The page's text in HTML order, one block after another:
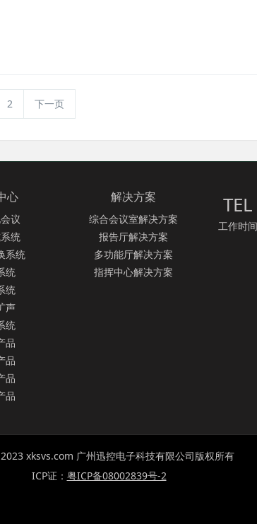
2 下一页
心
议
统
系统
统
统
声
统
品
品
品
品
解决方案
综合会议室解决方案
报告厅解决方案
多功能厅解决方案
指挥中心解决方案
工作时
xksvs.com 广州迅控电子科技有限公司版权所有
ICP证： 粤ICP备08002839号-2